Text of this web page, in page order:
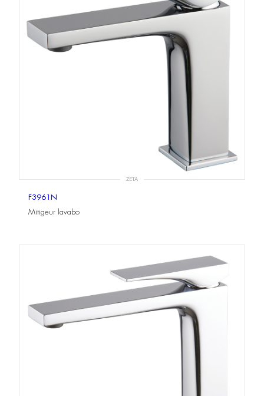
ZETA
F3961N
Mitigeur lavabo